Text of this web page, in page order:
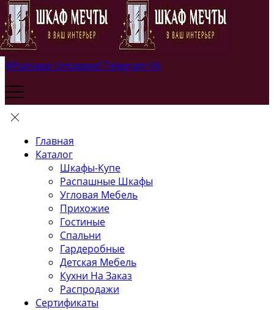
Whatsapp Untapped Telegram Vk
Главная
Каталог
Шкафы-Купе
Распашные Шкафы
Угловая Мебель
Прихожие
Гостиные
Спальни
Гардеробные
Детская Мебель
Кухни На Заказ
Распродажи
Сертификаты